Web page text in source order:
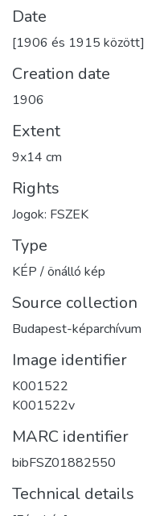
Date
[1906 és 1915 között]
Creation date
1906
Extent
9x14 cm
Rights
Jogok: FSZEK
Type
KÉP / önálló kép
Source collection
Budapest-képarchívum
Image identifier
K001522
K001522v
MARC identifier
bibFSZ01882550
Technical details